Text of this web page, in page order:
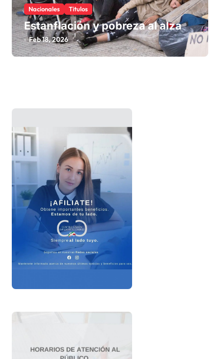
Nacionales Titulos
Estanflación y pobreza al alza
Feb 18, 2026